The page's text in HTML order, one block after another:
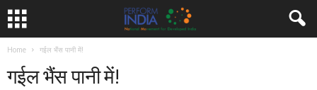
Home गईल भैंस पानी में!
गईल भैंस पानी में!